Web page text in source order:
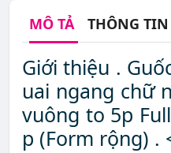
MÔ TẢ THÔNG
Giới thiệu .
uai ngang chữ
vuông to 5p
p (Form rộng) .